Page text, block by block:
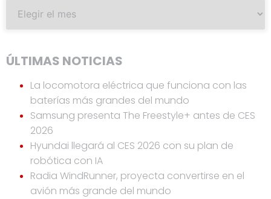
ÚLTIMAS NOTICIAS
La locomotora eléctrica que funciona con las
baterías más grandes del mundo
Samsung presenta The Freestyle+ antes de CES
2026
Hyundai llegará al CES 2026 con su plan de
robótica con IA
Radia WindRunner, proyecta convertirse en el
avión más grande del mundo